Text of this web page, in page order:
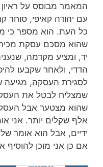
המאמר מבוסס על
עם יהודה קאיפי, סוחר
כל העת. הוא מספר כי
שהוא מסכם עסקת
יד, ומציע מקדמה,
הדדי, ולאחר שקבעו
לסגירת העסקה, מגיעה
שמצליח לבטל את
אלף שקלים יותר. אני
ידיים, אבל הוא אומר
אם כן אני מוכן